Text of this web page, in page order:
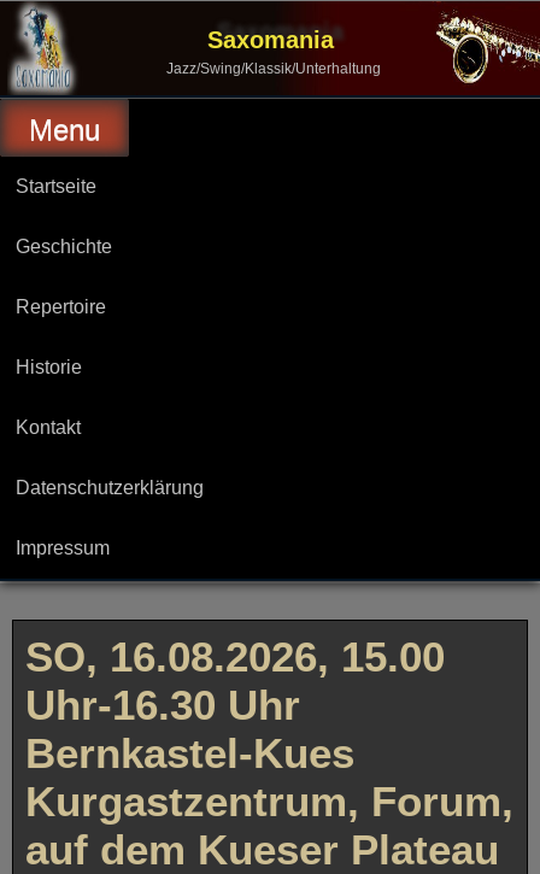
Skip
content
Saxomania
Jazz/Swing/Klassik/Unterhaltung
Menu
Startseite
Geschichte
Repertoire
Historie
Kontakt
Datenschutzerklärung
Impressum
SO, 16.08.2026, 15.00
Uhr-16.30 Uhr
Bernkastel-Kues
Kurgastzentrum, Forum,
auf dem Kueser Plateau